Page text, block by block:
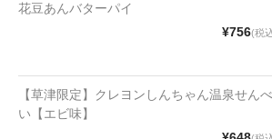
文具・雑貨
衣類
花豆あんバターパイ
¥756(税
【草津限定】クレヨンしんちゃん温泉せんべ
い【エビ味】